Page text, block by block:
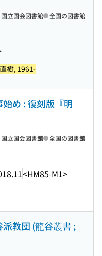
国立国会図書館 全国の図書館
樹, 1961-
め : 復刻版『明
<HM85-M1>
国立国会図書館 全国の図書館
教団 (龍谷叢書 ;